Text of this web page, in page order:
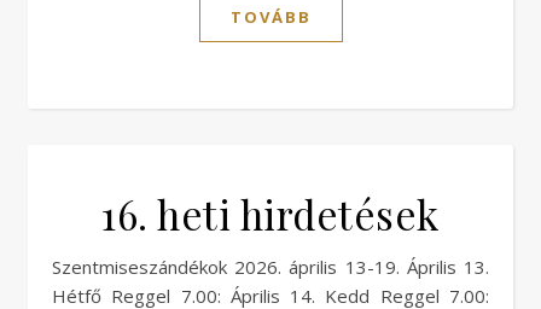
TOVÁBB
16. heti hirdetések
Szentmiseszándékok 2026. április 13-19. Április 13.
Hétfő Reggel 7.00: Április 14. Kedd Reggel 7.00: